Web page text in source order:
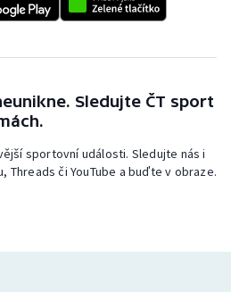
Sledujte ČT sport
sportovní události. Sledujte nás i
Threads či YouTube a buďte v obraze.